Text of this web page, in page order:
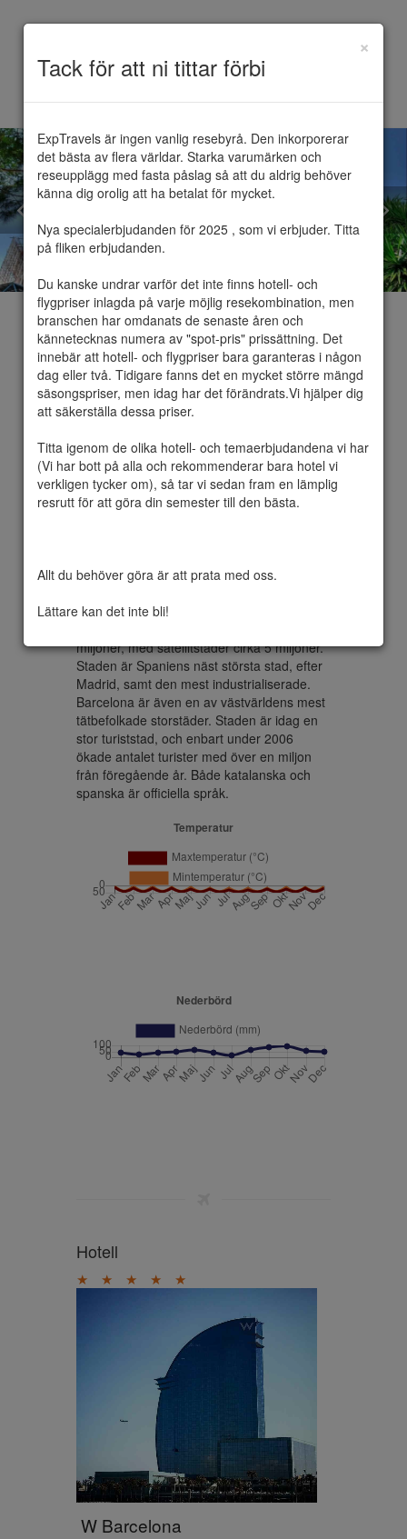
Tack för att ni tittar förbi
×
ExpTravels är ingen vanlig resebyrå. Den inkorporerar
det bästa av flera världar. Starka varumärken och
reseupplägg med fasta påslag så att du aldrig behöver
känna dig orolig att ha betalat för mycket.
Nya specialerbjudanden för 2025 , som vi erbjuder. Titta
på fliken erbjudanden.
Du kanske undrar varför det inte finns hotell- och
flygpriser inlagda på varje möjlig resekombination, men
branschen har omdanats de senaste åren och
kännetecknas numera av "spot-pris" prissättning. Det
innebär att hotell- och flygpriser bara garanteras i någon
dag eller två. Tidigare fanns det en mycket större mängd
säsongspriser, men idag har det förändrats.Vi hjälper dig
att säkerställa dessa priser.
Titta igenom de olika hotell- och temaerbjudandena vi har
(Vi har bott på alla och rekommenderar bara hotel vi
verkligen tycker om), så tar vi sedan fram en lämplig
resrutt för att göra din semester till den bästa.
Allt du behöver göra är att prata med oss.
Lättare kan det inte bli!
Barcelona
Barcelona  är en stad och kommun belägen
vid Kataloniens kust mellan floderna
Llobregats och Besòs mynningar, 110
provinsen Barcelona samt grevskapet
till 1 638 103. Inkluderas de närmaste
miljoner, med satellitstäder cirka 5 miljoner.
Staden är Spaniens näst största stad, efter
Madrid, samt den mest industrialiserade.
Barcelona är även en av västvärldens mest
tätbefolkade storstäder. Staden är idag en
stor turiststad, och enbart under 2006
ökade antalet turister med över en miljon
från föregående år. Både katalanska och
spanska är officiella språk.
Hotell
★ ★ ★ ★ ★
W Barcelona